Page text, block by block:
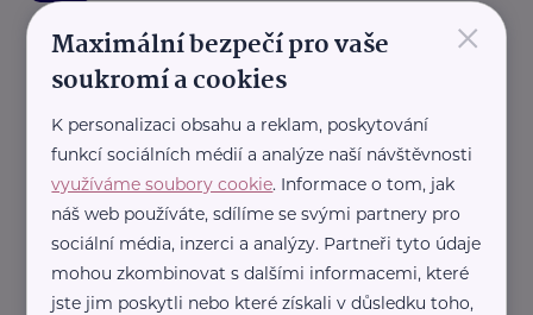
Pro prarodiče s.r.o.
Babí/Dědovo tajemství: Vyhrajte knihu o
aktivizaci seniorů a projděte se rodinnou historií
×
Maximální bezpečí pro vaše
soukromí a cookies
K personalizaci obsahu a reklam, poskytování
funkcí sociálních médií a analýze naší návštěvnosti
využíváme soubory cookie. Informace o tom, jak
náš web používáte, sdílíme se svými partnery pro
sociální média, inzerci a analýzy. Partneři tyto údaje
mohou zkombinovat s dalšími informacemi, které
jste jim poskytli nebo které získali v důsledku toho,